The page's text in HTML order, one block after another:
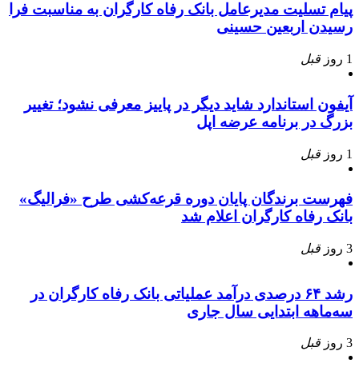
پیام تسلیت مدیرعامل بانک رفاه کارگران به مناسبت فرا
رسیدن اربعین حسینی
1 روز قبل
آیفون استاندارد شاید دیگر در پاییز معرفی نشود؛ تغییر
بزرگ در برنامه عرضه اپل
1 روز قبل
فهرست برندگان پایان دوره قرعه‌کشی طرح «فرالیگ»
بانک رفاه کارگران اعلام شد
3 روز قبل
رشد ۶۴ درصدی درآمد عملیاتی بانک رفاه کارگران در
سه‌ماهه ابتدایی سال جاری
3 روز قبل